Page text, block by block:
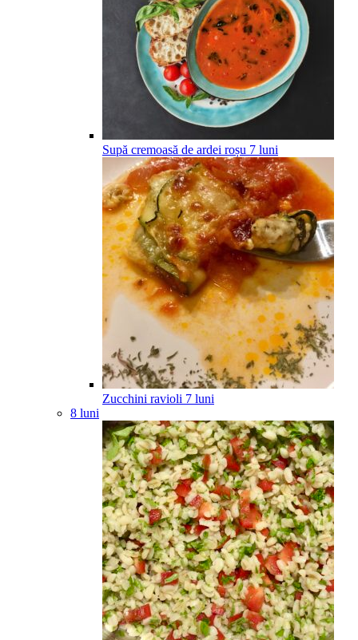
Supă cremoasă de ardei roșu 7 luni
Zucchini ravioli 7 luni
8 luni